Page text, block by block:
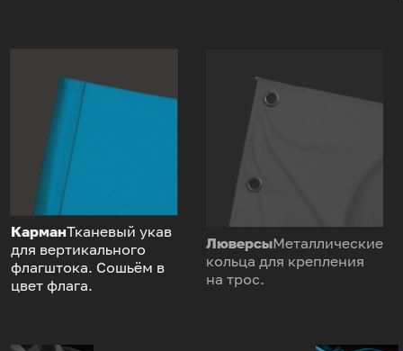
КарманТканевый укав
для вертикального
флагштока. Сошьём в
цвет флага.
ЛюверсыМеталлические
кольца для крепления
на трос.